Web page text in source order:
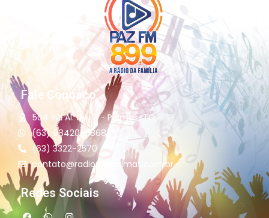
Fale Conosco
504 sul Al. 11 Ai13 - Palmas-TO
(63) 98420-6868
(63) 3322-2570
contato@radiopazpalmas.com.br
Redes Sociais